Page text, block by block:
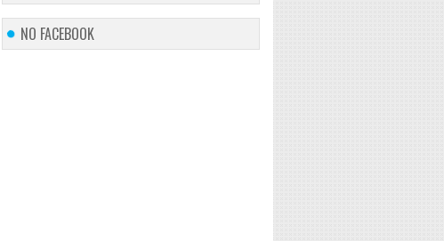
NO FACEBOOK